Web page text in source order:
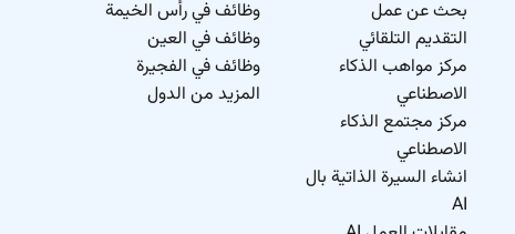
بحث عن عمل
التقديم التلقائي
مركز مواهب الذكاء
الاصطناعي
مركز مجتمع الذكاء
الاصطناعي
انشاء السيرة الذاتية بال
AI
وظائف في رأس الخيمة
وظائف في العين
وظائف في الفجيرة
المزيد من الدول